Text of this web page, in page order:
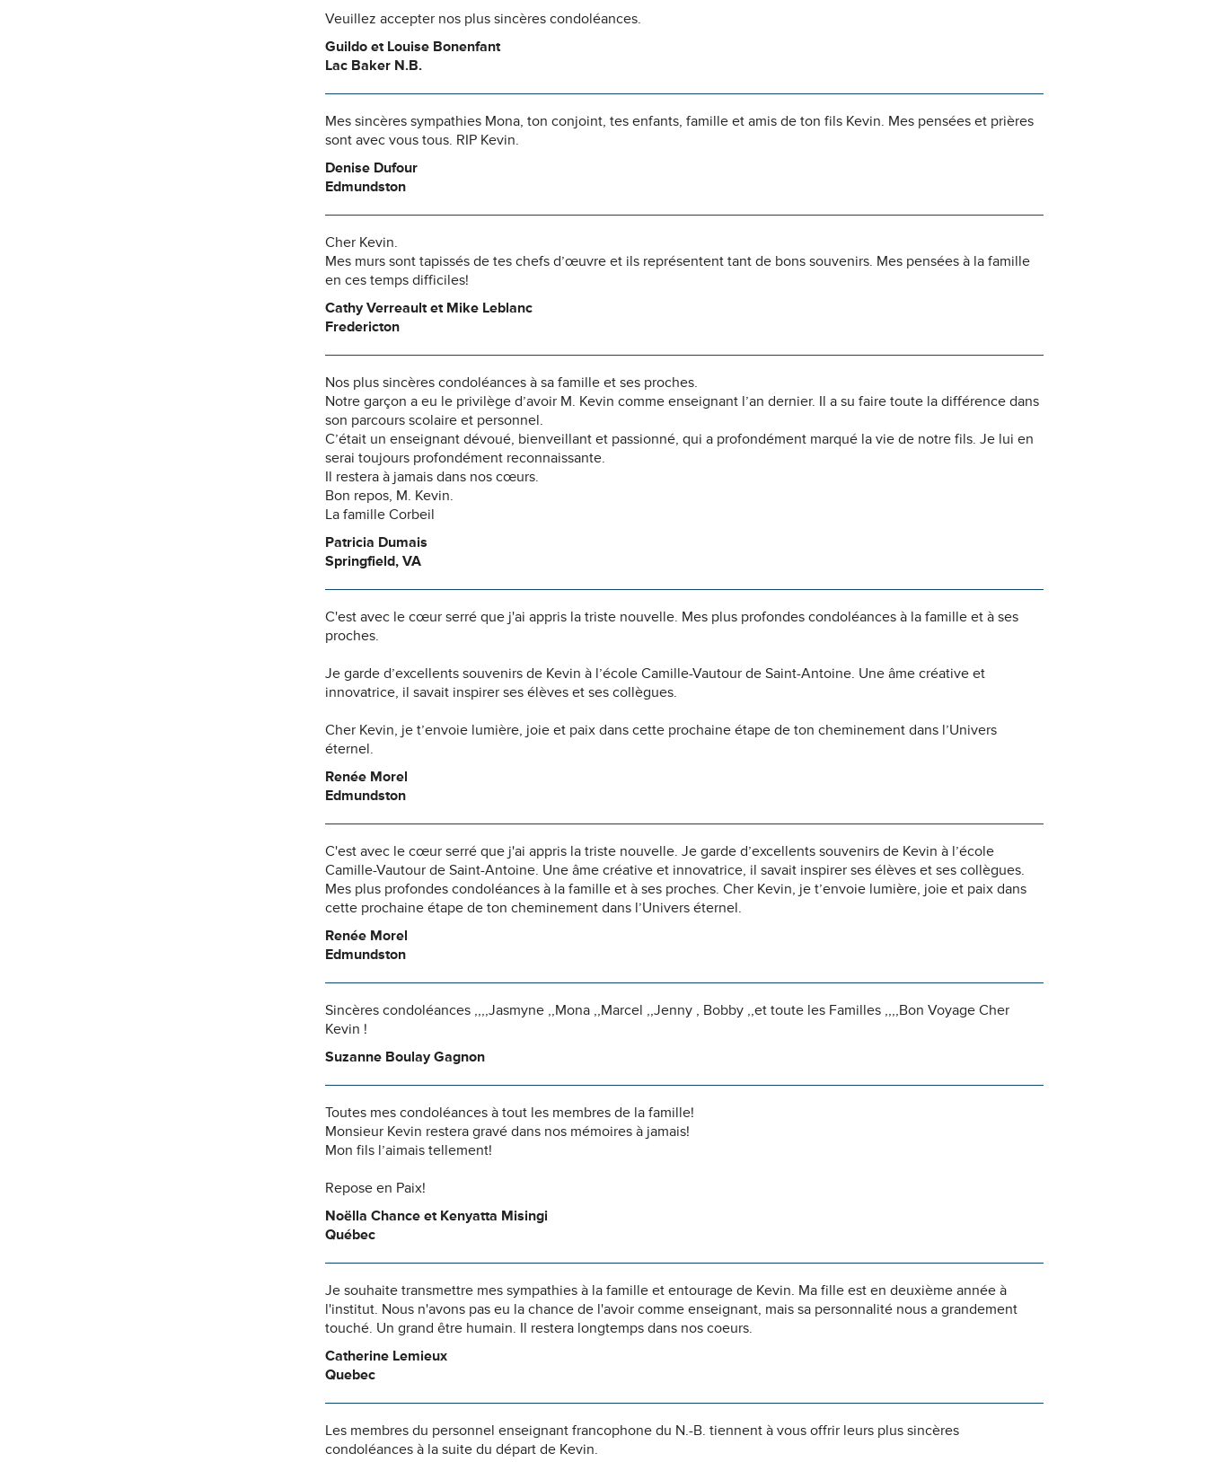
Veuillez accepter nos plus sincères condoléances.
Guildo et Louise Bonenfant
Lac Baker N.B.
Mes sincères sympathies Mona, ton conjoint, tes enfants, famille et amis de ton fils Kevin. Mes pensées et prières
sont avec vous tous. RIP Kevin.
Denise Dufour
Edmundston
Cher Kevin.
Mes murs sont tapissés de tes chefs d’œuvre et ils représentent tant de bons souvenirs. Mes pensées à la famille
en ces temps difficiles!
Cathy Verreault et Mike Leblanc
Fredericton
Nos plus sincères condoléances à sa famille et ses proches.
Notre garçon a eu le privilège d’avoir M. Kevin comme enseignant l’an dernier. Il a su faire toute la différence dans
son parcours scolaire et personnel.
C’était un enseignant dévoué, bienveillant et passionné, qui a profondément marqué la vie de notre fils. Je lui en
serai toujours profondément reconnaissante.
Il restera à jamais dans nos cœurs.
Bon repos, M. Kevin.
La famille Corbeil
Patricia Dumais
Springfield, VA
C'est avec le cœur serré que j'ai appris la triste nouvelle. Mes plus profondes condoléances à la famille et à ses
proches.
Je garde d’excellents souvenirs de Kevin à l’école Camille-Vautour de Saint-Antoine. Une âme créative et
innovatrice, il savait inspirer ses élèves et ses collègues.
Cher Kevin, je t’envoie lumière, joie et paix dans cette prochaine étape de ton cheminement dans l’Univers
éternel.
Renée Morel
Edmundston
C'est avec le cœur serré que j'ai appris la triste nouvelle. Je garde d’excellents souvenirs de Kevin à l’école
Camille-Vautour de Saint-Antoine. Une âme créative et innovatrice, il savait inspirer ses élèves et ses collègues.
Mes plus profondes condoléances à la famille et à ses proches. Cher Kevin, je t’envoie lumière, joie et paix dans
cette prochaine étape de ton cheminement dans l’Univers éternel.
Renée Morel
Edmundston
Sincères condoléances ,,,,Jasmyne ,,Mona ,,Marcel ,,Jenny , Bobby ,,et toute les Familles ,,,,Bon Voyage Cher
Kevin !
Suzanne Boulay Gagnon
Toutes mes condoléances à tout les membres de la famille!
Monsieur Kevin restera gravé dans nos mémoires à jamais!
Mon fils l’aimais tellement!
Repose en Paix!
Noëlla Chance et Kenyatta Misingi
Québec
Je souhaite transmettre mes sympathies à la famille et entourage de Kevin. Ma fille est en deuxième année à
l'institut. Nous n'avons pas eu la chance de l'avoir comme enseignant, mais sa personnalité nous a grandement
touché. Un grand être humain. Il restera longtemps dans nos coeurs.
Catherine Lemieux
Quebec
Les membres du personnel enseignant francophone du N.-B. tiennent à vous offrir leurs plus sincères
condoléances à la suite du départ de Kevin.